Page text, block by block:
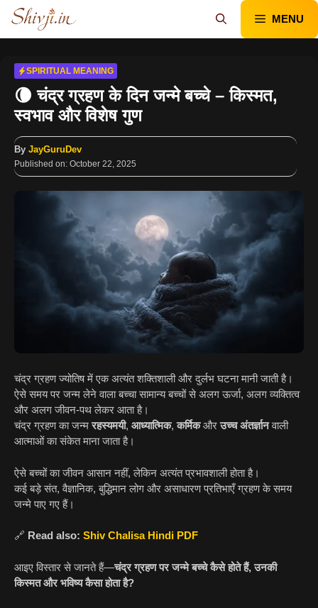
Skip
content
MENU
SPIRITUAL MEANING
🌘 चंद्र ग्रहण के दिन जन्मे बच्चे – किस्मत,
स्वभाव और विशेष गुण
By JayGuruDev
Published on: October 22, 2025
चंद्र ग्रहण ज्योतिष में एक अत्यंत शक्तिशाली और दुर्लभ घटना मानी जाती है।
ऐसे समय पर जन्म लेने वाला बच्चा सामान्य बच्चों से अलग ऊर्जा, अलग व्यक्तित्व
और अलग जीवन-पथ लेकर आता है।
चंद्र ग्रहण का जन्मरहस्यमयी, आध्यात्मिक,कर्मिकऔरउच्च अंतर्ज्ञानवाली
आत्माओं का संकेत माना जाता है।
ऐसे बच्चों का जीवन आसान नहीं, लेकिन अत्यंत प्रभावशाली होता है।
कई बड़े संत, वैज्ञानिक, बुद्धिमान लोग और असाधारण प्रतिभाएँ ग्रहण के समय
जन्मे पाए गए हैं।
🔗 Read also: Shiv Chalisa Hindi PDF
आइए विस्तार से जानते हैं—चंद्र ग्रहण पर जन्मे बच्चे कैसे होते हैं, उनकी
किस्मत और भविष्य कैसा होता है?